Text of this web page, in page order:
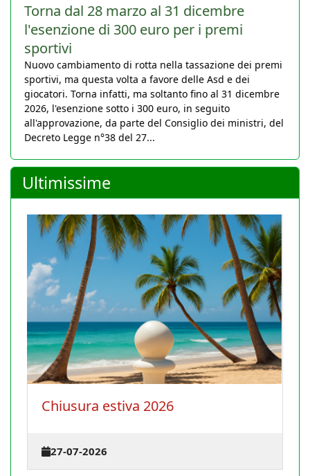
Torna dal 28 marzo al 31 dicembre
l'esenzione di 300 euro per i premi
sportivi
Nuovo cambiamento di rotta nella tassazione dei premi
sportivi, ma questa volta a favore delle Asd e dei
giocatori. Torna infatti, ma soltanto fino al 31 dicembre
2026, l'esenzione sotto i 300 euro, in seguito
all'approvazione, da parte del Consiglio dei ministri, del
Decreto Legge n°38 del 27...
Ultimissime
La Conferenza degli istruttori si
23-07-2026